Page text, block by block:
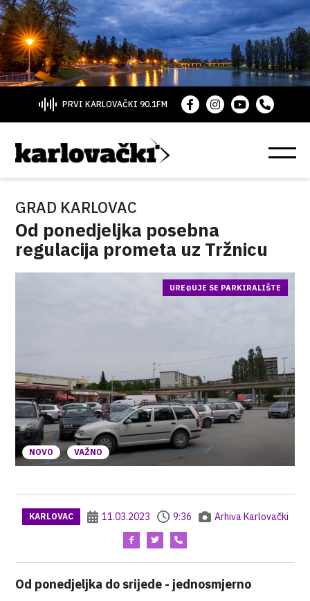
PRVI KARLOVAČKI 90.1FM
GRAD KARLOVAC
Od ponedjeljka posebna
regulacija prometa uz Tržnicu
NOVO VAŽNO
UREĐUJE SE PARKIRALIŠTE
KARLOVAC 11.03.2023 9:36 Arhiva Karlovački
Od ponedjeljka do srijede - jednosmjerno